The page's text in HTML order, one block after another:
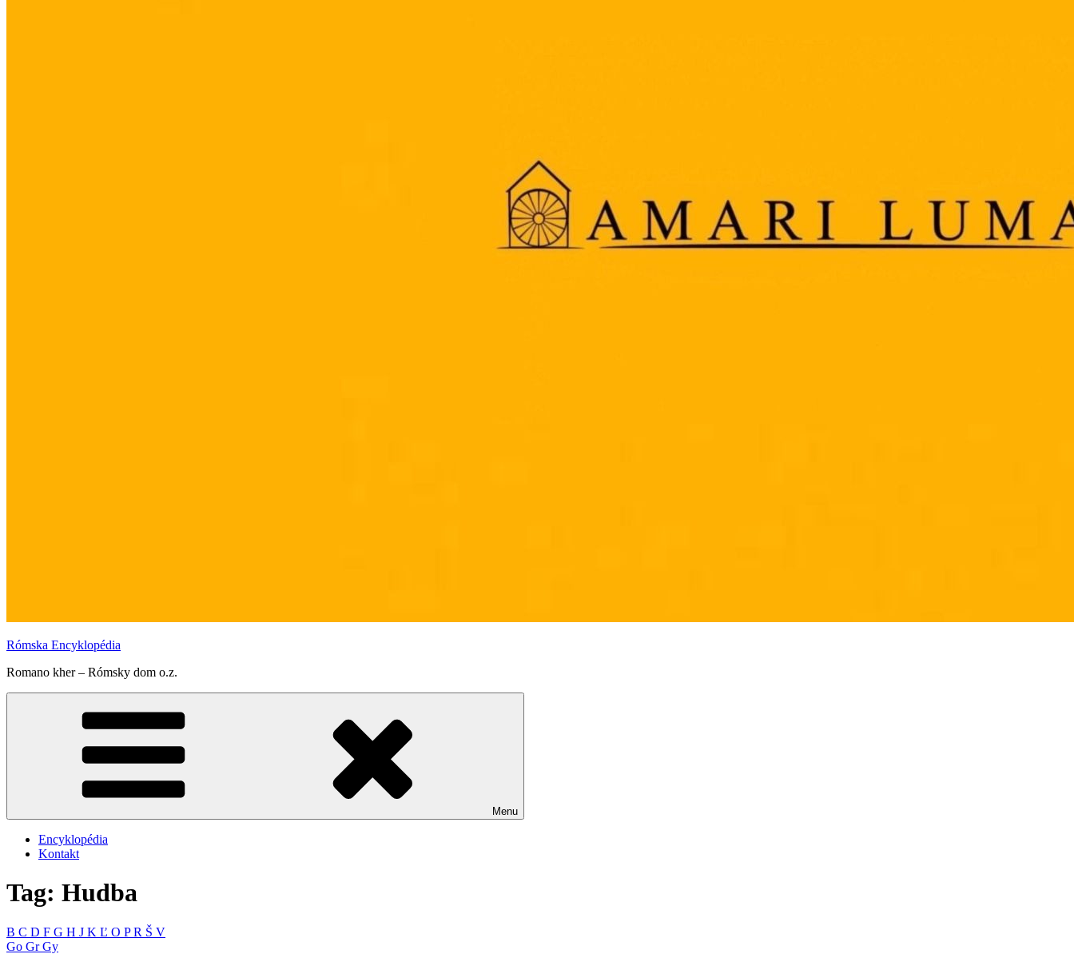
Rómska Encyklopédia
Romano kher – Rómsky dom o.z.
Menu
Encyklopédia
Kontakt
Tag: Hudba
B C D F G H J K Ľ O PR Š V
Go GrGy